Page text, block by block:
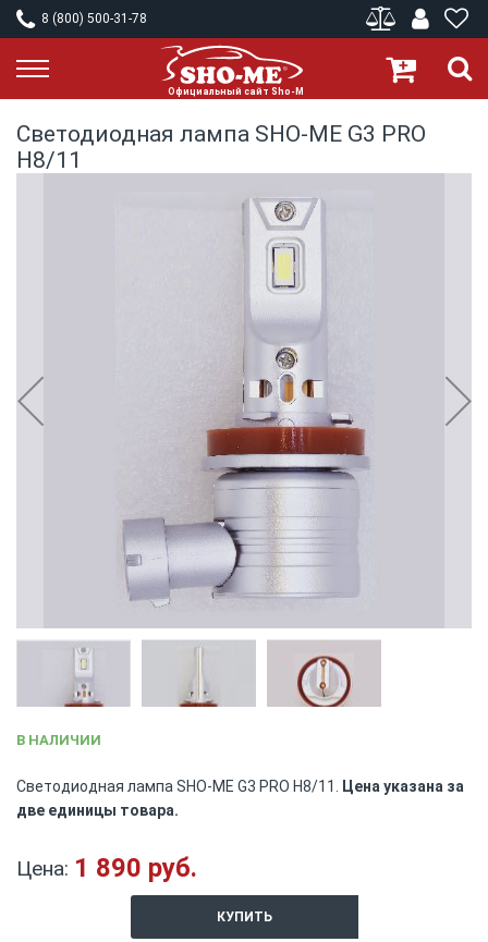
8 (800) 500-31-78
Светодиодная лампа SHO-ME G3 PRO
H8/11
to
beginning
of
images
gallery
В НАЛИЧИИ
Светодиодная лампа SHO-ME G3 PRO H8/11.
Цена указана за
две единицы товара.
Цена: 1 890 руб.
КУПИТЬ